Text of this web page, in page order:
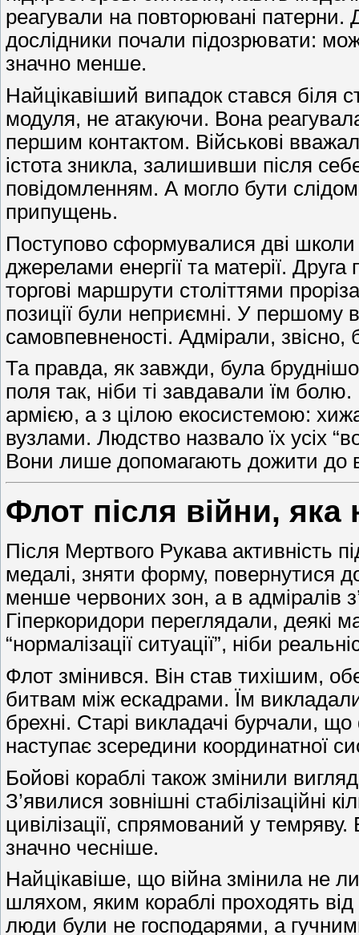
реагували на повторювані патерни.
дослідники почали підозрювати:
значно менше.
Найцікавіший випадок стався біля
модуля, не атакуючи. Вона реагувала
першим контактом. Військові
істота зникла, залишивши після
повідомленням. А могло бути
припущень.
Поступово сформувалися дві
джерелами енергії та матерії.
торгові маршрути століттями
позиції були неприємні. У першому
самовпевненості. Адмірали,
Та правда, як завжди, була
поля так, ніби ті завдавали їм
армією, а з цілою екосистемою:
вузлами. Людство назвало їх усіх
Вони лише допомагають дожити до
Флот після війни, яка
Після Мертвого Рукава активність
медалі, зняти форму, повернутися
менше червоних зон, а в адміралів
Гіперкоридори переглядали, деякі
“нормалізації ситуації”, ніби
Флот змінився. Він став тихішим,
битвам між ескадрами. Їм викладали
брехні. Старі викладачі бурчали,
наступає зсередини координатної
Бойові кораблі також змінили
З’явилися зовнішні
цивілізації, спрямований у
значно чесніше.
Найцікавіше, що війна змінила не
шляхом, яким кораблі проходять
люди були не господарями, а